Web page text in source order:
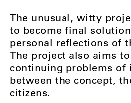
The unusual, witty
to become final
personal reflections of
The project also aims
continuing problems of
between the concept,
citizens.